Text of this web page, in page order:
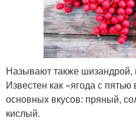
Называют также
Известен как «ягода с
основных вкусов: пряный,
кислый.